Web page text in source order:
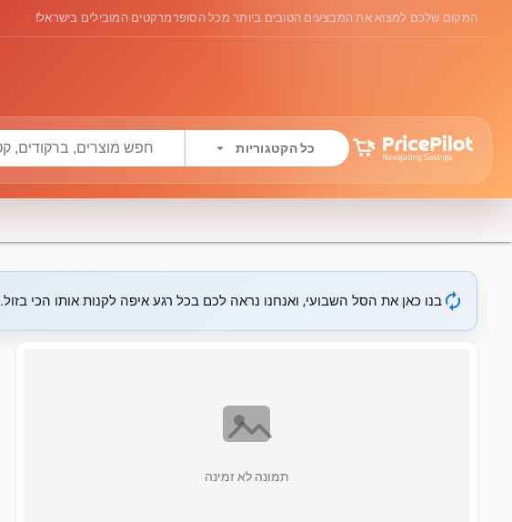
המקום שלכם למצוא את המבצעים הטובים ביותר מכל הסופרמרקטים המובילים בישראל!
כל הקטגוריות arrow_drop_down
autorenew בנו כאן את הסל השבועי, ואנחנו נראה לכם בכל רגע איפה לקנות אותו הכי בזול.
תמונה לא זמינה